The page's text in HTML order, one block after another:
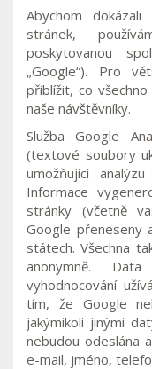
Abychom
stránek,
poskytovanou
„Google“). Pro
přiblížit, co
naše návštěvníky.
Služba Google
(textové soubory
umožňující
Informace
stránky (včetně
Google přeneseny
státech. Všechna
anonymně.
vyhodnocování
tím, že Google
jakýmikoli jinými
nebudou odeslána
e-mail, jméno,